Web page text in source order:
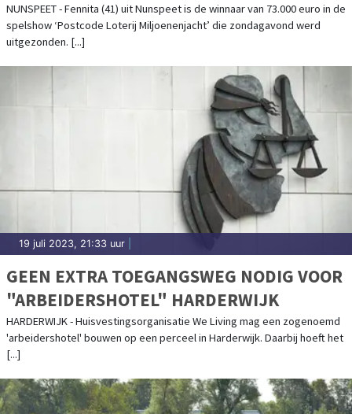
NUNSPEET - Fennita (41) uit Nunspeet is de winnaar van 73.000 euro in de
spelshow ‘Postcode Loterij Miljoenenjacht’ die zondagavond werd
uitgezonden. [...]
19 juli 2023, 21:33 uur
GEEN EXTRA TOEGANGSWEG NODIG VOOR
"ARBEIDERSHOTEL" HARDERWIJK
HARDERWIJK - Huisvestingsorganisatie We Living mag een zogenoemd
'arbeidershotel' bouwen op een perceel in Harderwijk. Daarbij hoeft het
[...]